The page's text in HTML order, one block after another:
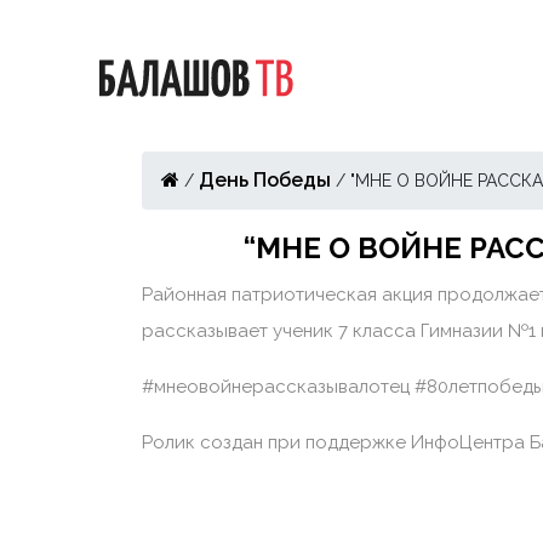
/ День Победы / "МНЕ О ВОЙНЕ
“МНЕ О ВОЙНЕ
Районная патриотическая акция
рассказывает ученик 7 класса Гимназии
#мнеовойнерассказывалотец
Ролик создан при поддержке ИнфоЦентра